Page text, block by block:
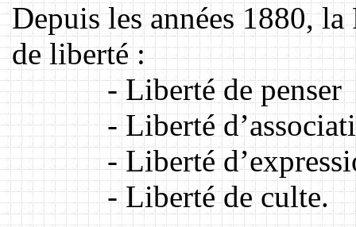
Depuis les années 1880,
de liberté :
- Liberté de penser
- Liberté
- Liberté
- Liberté de culte.